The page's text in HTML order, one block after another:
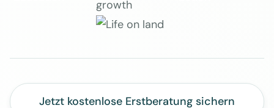
Jetzt kostenlose Erstberatung sichern